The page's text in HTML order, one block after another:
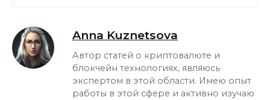
Anna Kuznetsova
Автор статей о криптовалюте и
блокчейн технологиях, являюсь
экспертом в этой области. Имею опыт
работы в этой сфере и активно изучаю